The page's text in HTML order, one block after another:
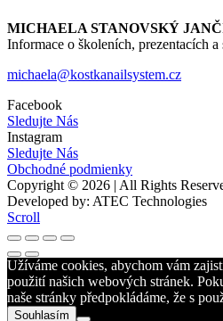
MICHAELA STANOVSKÝ
Informace o školeních, prezentacích a
michaela@kostkanailsystem.cz
Facebook
Sledujte Nás
Instagram
Sledujte Nás
Obchodné podmienky
Copyright © 2026 | All Rights
Developed by: ATEC Technologies
Scroll
Užíváme cookies, abychom vám
použití našich webových stránek.
naše stránky předpokládáme, že s
Souhlasím